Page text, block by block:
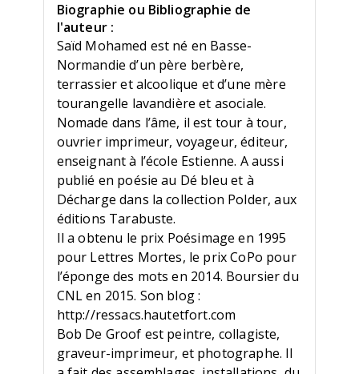
Biographie ou Bibliographie de
l'auteur :
Saïd Mohamed est né en Basse-
Normandie d’un père berbère,
terrassier et alcoolique et d’une mère
tourangelle lavandière et asociale.
Nomade dans l’âme, il est tour à tour,
ouvrier imprimeur, voyageur, éditeur,
enseignant à l’école Estienne. A aussi
publié en poésie au Dé bleu et à
Décharge dans la collection Polder, aux
éditions Tarabuste.
Il a obtenu le prix Poésimage en 1995
pour Lettres Mortes, le prix CoPo pour
l’éponge des mots en 2014. Boursier du
CNL en 2015. Son blog :
http://ressacs.hautetfort.com
Bob De Groof est peintre, collagiste,
graveur-imprimeur, et photographe. Il